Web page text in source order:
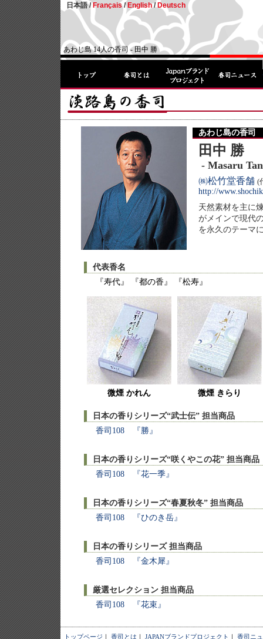
日本語 / Français/ English/ Deutsch
あわじ島 14人の香司 - 田中 勝
あわじ島の香司
田中 勝
- Masaru
㈱松竹堂香舗 (
http://
天然素材を主に
がメインで現代
を永久のテーマ
代表香名
『寿代』 『都の香』 『松寿』
微煙 かれん 微煙 きらり
日本の香りシリーズ“武士伝” 担当商品
香司108 『勝』
日本の香りシリーズ“咲くやこの花” 担当商品
香司108 『花一季』
日本の香りシリーズ“春夏秋冬” 担当商品
香司108 『ひのき岳』
日本の香りシリーズ 担当商品
香司108 『金木犀』
厳選セレクション 担当商品
香司108 『花束』
トップページ ｜ 香司とは ｜ JAPANブランドプロジェクト ｜ 香司ニ